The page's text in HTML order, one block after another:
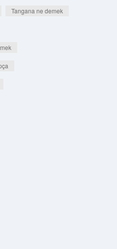
Tangana ne demek